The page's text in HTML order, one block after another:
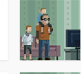
for Fael